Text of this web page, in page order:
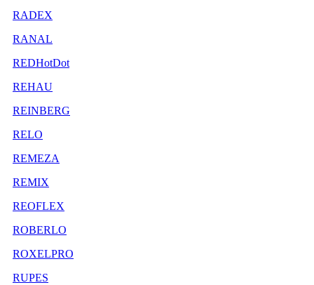
RADEX
RANAL
REDHotDot
REHAU
REINBERG
RELO
REMEZA
REMIX
REOFLEX
ROBERLO
ROXELPRO
RUPES